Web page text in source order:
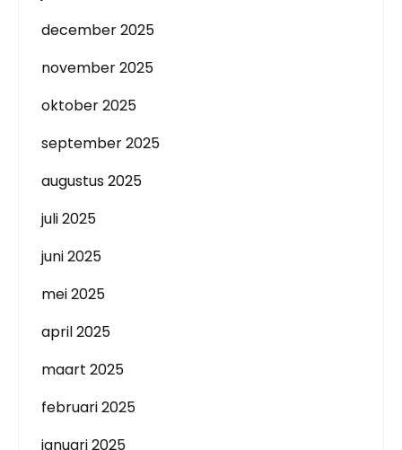
december 2025
november 2025
oktober 2025
september 2025
augustus 2025
juli 2025
juni 2025
mei 2025
april 2025
maart 2025
februari 2025
januari 2025